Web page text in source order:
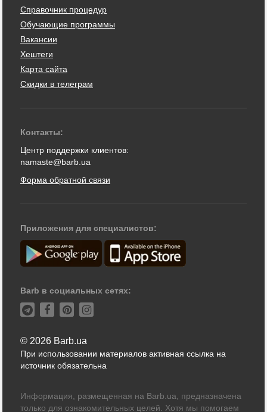
Справочник процедур
Обучающие программы
Вакансии
Хештеги
Карта сайта
Скидки в телеграм
Контакты:
Центр поддержки клиентов:
namaste@barb.ua
Форма обратной связи
Приложения для специалистов:
Barb в социальных сетях:
© 2026 Barb.ua
При использовании материалов активная ссылка на
источник обязательна
Информация, размещенная на Barb.ua, предназначена
только для ознакомительных целей. Хотя мы помогаем